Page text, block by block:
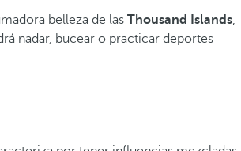
belleza de las Thousand Islands,
nadar, bucear o practicar deportes